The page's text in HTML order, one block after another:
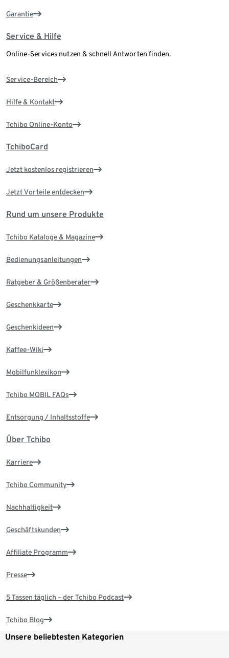
Garantie
Service & Hilfe
Online-Services nutzen & schnell Antworten finden.
Service-Bereich
Hilfe & Kontakt
Tchibo Online-Konto
TchiboCard
Jetzt kostenlos registrieren
Jetzt Vorteile entdecken
Rund um unsere Produkte
Tchibo Kataloge & Magazine
Bedienungsanleitungen
Ratgeber & Größenberater
Geschenkkarte
Geschenkideen
Kaffee-Wiki
Mobilfunklexikon
Tchibo MOBIL FAQs
Entsorgung / Inhaltsstoffe
Über Tchibo
Karriere
Tchibo Community
Nachhaltigkeit
Geschäftskunden
Affiliate Programm
Presse
5 Tassen täglich – der Tchibo Podcast
Tchibo Blog
Unsere beliebtesten Kategorien